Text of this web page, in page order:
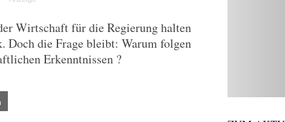
Wirtschaft für die Regierung halten
die Frage bleibt: Warum folgen
Erkenntnissen ?